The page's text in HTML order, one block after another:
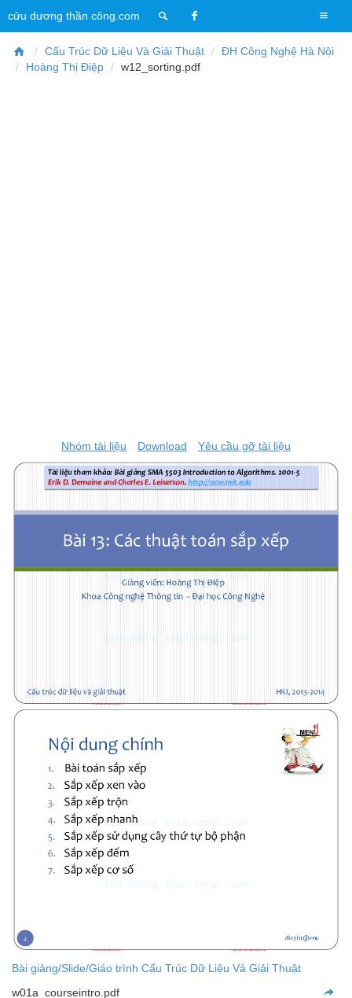
T
o
g
cửu dương thần công.com
Cấu Trúc Dữ Liệu Và Giải Thuật
ĐH Công Nghệ Hà Nội
Hoàng Thị Điệp
w12_sorting.pdf
Nhóm tài liệu Download Yêu cầu gỡ tài liệu
Bài giảng/Slide/Giáo trình Cấu Trúc Dữ Liệu Và Giải Thuật
w01a_courseintro.pdf